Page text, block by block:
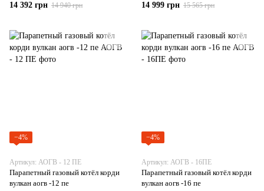
14 392 грн 14 940 грн
14 999 грн 15 565 грн
−4%
Артикул: АОГВ - 12 ПЕ
Парапетный газовый котёл корди
вулкан аогв -12 пе
−4%
Артикул: АОГВ - 16ПЕ
Парапетный газовый котёл корди
вулкан аогв -16 пе